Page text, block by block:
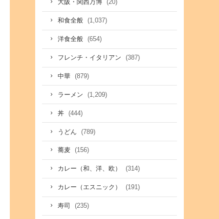
大阪・関西万博 (20)
和食全般 (1,037)
洋食全般 (654)
フレンチ・イタリアン (387)
中華 (879)
ラーメン (1,209)
丼 (444)
うどん (789)
蕎麦 (156)
カレー（和、洋、欧） (314)
カレー（エスニック） (191)
寿司 (235)